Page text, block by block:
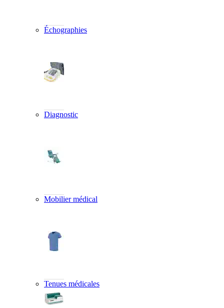
Échographies
Diagnostic
Mobilier médical
Tenues médicales